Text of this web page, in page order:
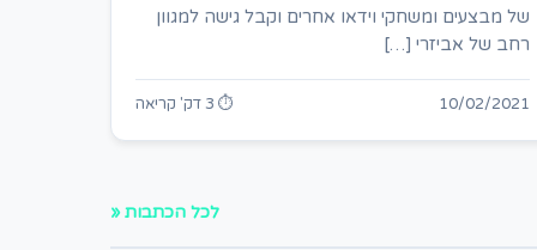
של מבצעים ומשחקי וידאו אחרים וקבל גישה למגוון
רחב של אביזרי […]
10/02/2021 ⏱ 3 דק' קריאה
לכל הכתבות «